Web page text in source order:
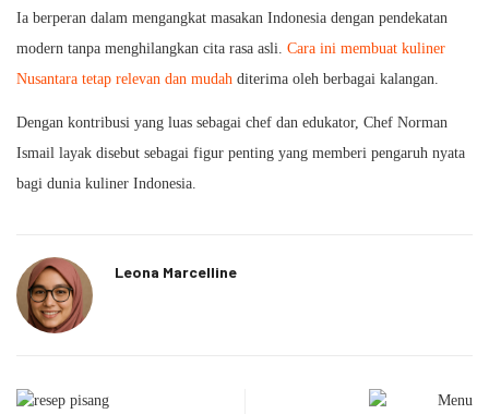
Ia berperan dalam mengangkat masakan Indonesia dengan pendekatan
modern tanpa menghilangkan cita rasa asli. Cara ini membuat kuliner
Nusantara tetap relevan dan mudah diterima oleh berbagai kalangan.
Dengan kontribusi yang luas sebagai chef dan edukator, Chef Norman
Ismail layak disebut sebagai figur penting yang memberi pengaruh nyata
bagi dunia kuliner Indonesia.
Leona Marcelline